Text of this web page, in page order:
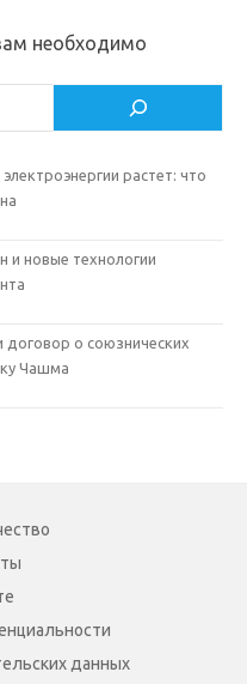
ь необходимо
растет: что
и новые технологии
договор о союзнических
Чашма
данных